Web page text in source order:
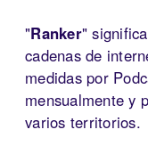
"Ranker"
cadenas de
medidas por
mensualmente y
varios territorios.